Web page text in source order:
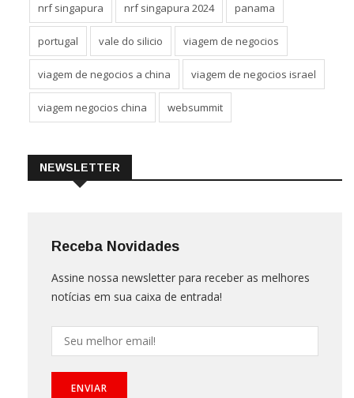
nrf singapura nrf singapura 2024 panama
portugal vale do silicio viagem de negocios
viagem de negocios a china viagem de negocios israel
viagem negocios china websummit
NEWSLETTER
Receba Novidades
Assine nossa newsletter para receber as melhores
notícias em sua caixa de entrada!